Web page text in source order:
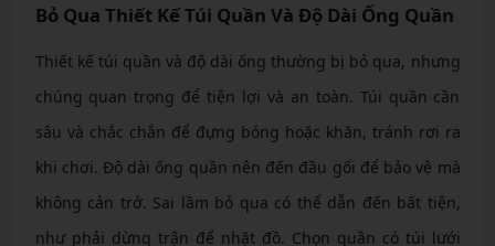
Bỏ Qua Thiết Kế Túi Quần Và Độ Dài Ống Quần
Thiết kế túi quần và độ dài ống thường bị bỏ qua, nhưng
chúng quan trọng để tiện lợi và an toàn. Túi quần cần
sâu và chắc chắn để đựng bóng hoặc khăn, tránh rơi ra
khi chơi. Độ dài ống quần nên đến đầu gối để bảo vệ mà
không cản trở. Sai lầm bỏ qua có thể dẫn đến bất tiện,
như phải dừng trận để nhặt đồ. Chọn quần có túi lưới